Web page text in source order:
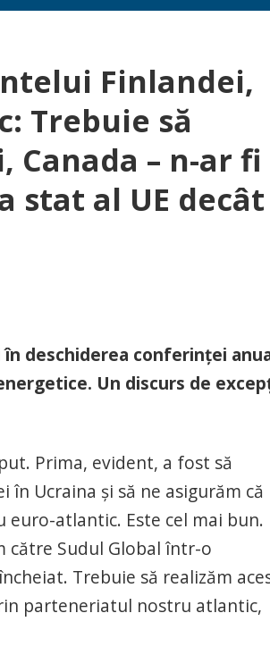
Finlandei,
Trebuie să
– n-ar fi
stat al UE
deschiderea conferinței
Un discurs de
Prima, evident, a fost să
în Ucraina și să ne asigurăm că
euro-atlantic. Este cel mai
către Sudul Global într-o
Trebuie să realizăm
parteneriatul nostru atlantic,